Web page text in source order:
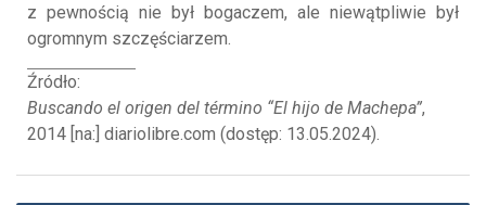
z pewnością nie był bogaczem, ale niewątpliwie był
ogromnym szczęściarzem.
Źródło:
Buscando el origen del término “El hijo de Machepa”,
2014 [na:] diariolibre.com (dostęp: 13.05.2024).